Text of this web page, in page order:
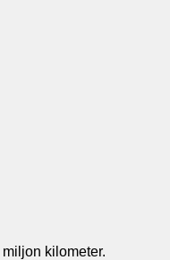
kilometer.